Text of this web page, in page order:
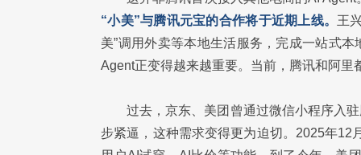
“小美”与腾讯元宝的合作将于近期上线。 王
美”调用外卖等本地生活服务，完成一站式
Agent正变得越来越重要。当前，腾讯和阿里
过去，京东、美团曾通过微信小程序入
步紧逼，这种需求变得更为迫切。2025年12